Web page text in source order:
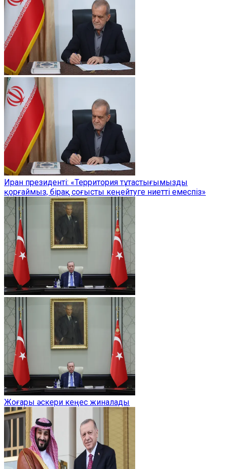
Иран президенті: «Территория тұтастығымызды
қорғаймыз, бірақ соғысты кеңейтуге ниетті емеспіз»
Жоғары әскери кеңес жиналады